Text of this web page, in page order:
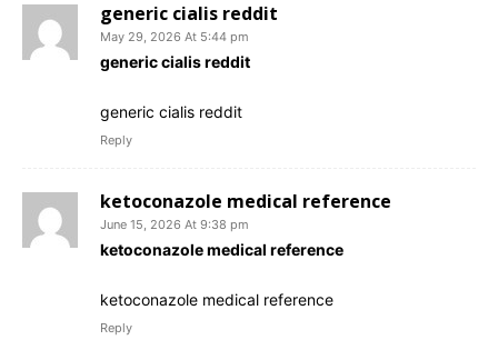
generic cialis reddit
May 29, 2026 At 5:44 pm
generic cialis reddit
generic cialis reddit
Reply
ketoconazole medical reference
June 15, 2026 At 9:38 pm
ketoconazole medical reference
ketoconazole medical reference
Reply